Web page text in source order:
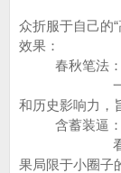
个人魅力
众折服于自己的“
效果：
春秋笔法：
一字褒贬，
和历史影响力，
含蓄装逼：
看懂的人会
果局限于小圈子